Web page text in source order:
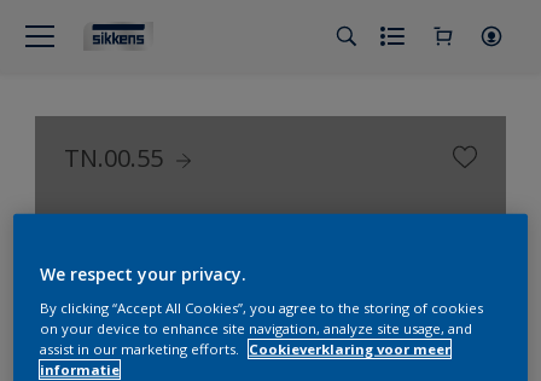
TN.00.55
Color Selection Greys
We respect your privacy.
By clicking “Accept All Cookies”, you agree to the storing of cookies
on your device to enhance site navigation, analyze site usage, and
assist in our marketing efforts.
Cookieverklaring voor meer
informatie